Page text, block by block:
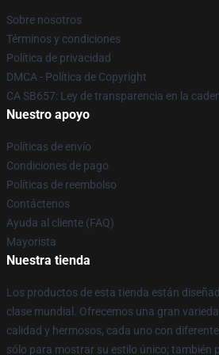
Sobre nosotros
Términos y condiciones
Política de privacidad
DMCA - Política de Copyright
CA SB657: Ley de transparencia en la
Nuestro apoyo
Políticas de envío
Condiciones de pago
Políticas de reembolso
Contáctenos
Ayuda al cliente (FAQ)
Mayorista
Nuestra tienda
Los productos de esta tienda están
clase mundial. Ofrecemos una gran
calidad y hermosos, cada uno con
sólo para mostrar su estilo único; también